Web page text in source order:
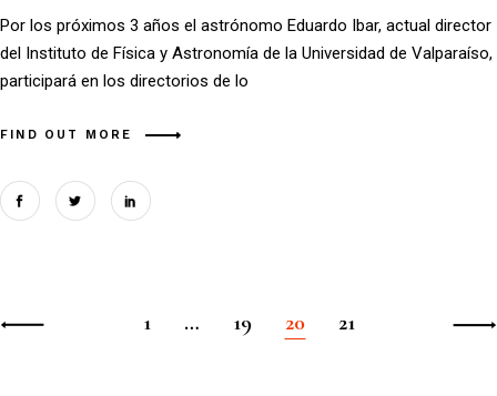
Por los próximos 3 años el astrónomo Eduardo Ibar, actual director
del Instituto de Física y Astronomía de la Universidad de Valparaíso,
participará en los directorios de lo
FIND OUT MORE
1 … 19 20 21